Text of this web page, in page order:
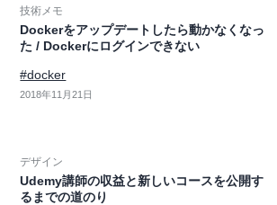
技術メモ
Dockerをアップデートしたら動かなくなっ
た / Dockerにログインできない
#docker
2018年11月21日
デザイン
Udemy講師の収益と新しいコースを公開す
るまでの道のり